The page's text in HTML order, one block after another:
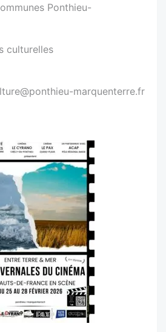
Ponthieu-
culturelles
marquenterre.fr